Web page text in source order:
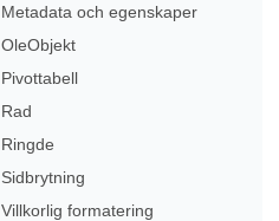
Metadata och egenskaper
OleObjekt
Pivottabell
Rad
Ringde
Sidbrytning
Villkorlig formatering